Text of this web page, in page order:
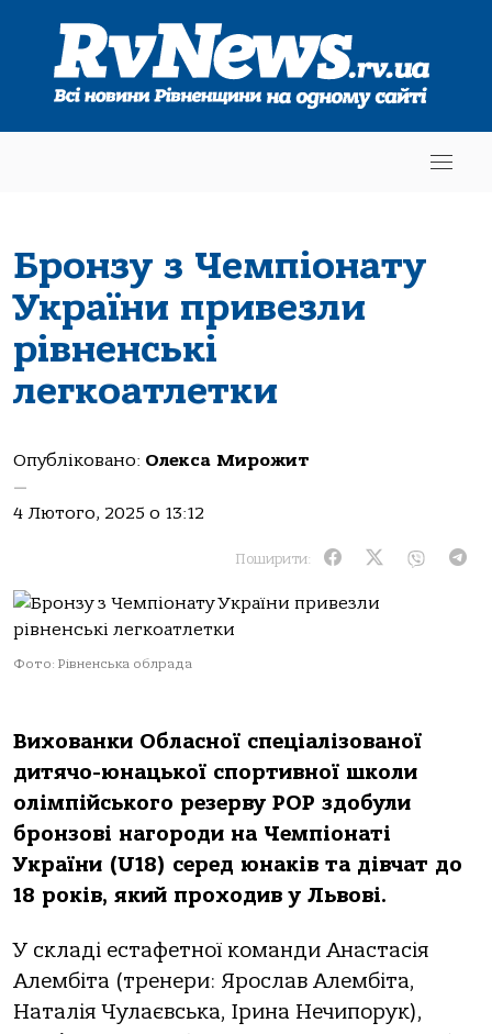
Бронзу з Чемпіонату
України привезли
рівненські
легкоатлетки
Опубліковано: Олекса Мирожит
—
4 Лютого, 2025 о 13:12
Поширити:
Фото: Рівненська облрада
Вихованки Обласної спеціалізованої
дитячо-юнацької спортивної школи
олімпійського резерву РОР здобули
бронзові нагороди на Чемпіонаті
України (U18) серед юнаків та дівчат до
18 років, який проходив у Львові.
У складі естафетної команди Анастасія
Алембіта (тренери: Ярослав Алембіта,
Наталія Чулаєвська, Ірина Нечипорук),